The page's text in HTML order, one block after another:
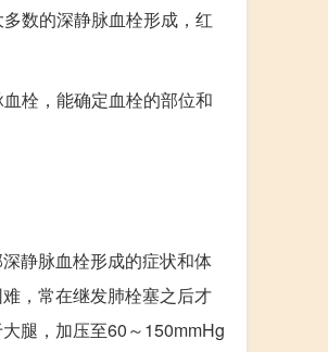
数的深静脉血栓形成，红
栓，能确定血栓的部位和
静脉血栓形成的症状和体
，常在继发肺栓塞之后才
腿，加压至60～150mmHg